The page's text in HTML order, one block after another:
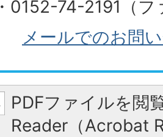
・0152-74-2191（
メールでのお問
PDFファイルを閲
Reader（Acrobat